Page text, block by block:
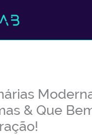
& Que